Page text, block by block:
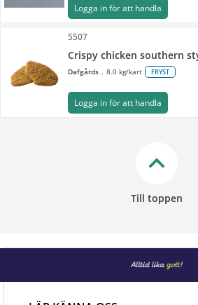
Logga in för att handla
5507
Crispy chicken southern
Dafgårds 8.0 kg/kart FRYST
Logga in för att handla
keyboard_arrow_up
Till toppen